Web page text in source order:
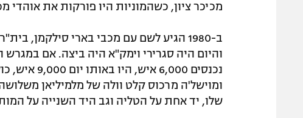
מכיכר ציון, כשהמוניות היו פורקות את אוהדי
ב-1980 הגיע לשם עם מכבי בארי סילקמן,
והיום היה סגרירי וימק"א היה ביצה. אם במגרש
ומוישל'ה מרכוס קלט וולה של מלמיליאן
שלו, יד אחת על הטליה וגב היד השנייה על